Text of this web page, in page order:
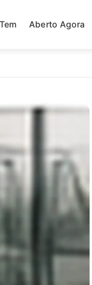
Aberto Agora